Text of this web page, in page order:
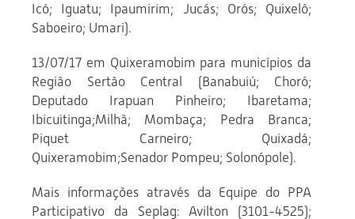
Icó; Iguatu; Ipaumirim; Jucás; Orós; Quixelô;
Saboeiro; Umari).
13/07/17 em Quixeramobim para municípios da
Região Sertão Central (Banabuiú; Choró;
Deputado Irapuan Pinheiro; Ibaretama;
Ibicuitinga;Milhã; Mombaça; Pedra Branca;
Piquet Carneiro; Quixadá;
Quixeramobim;Senador Pompeu; Solonópole).
Mais informações através da Equipe do PPA
Participativo da Seplag: Avilton (3101-4525);